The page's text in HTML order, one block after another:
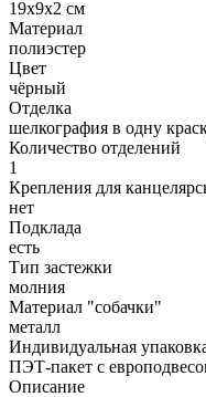
19х9х2 см
Материал
полиэстер
Цвет
чёрный
Отделка
шелкография в одну
Количество отделений
1
Крепления для
нет
Подклада
есть
Тип застежки
молния
Материал "собачки"
металл
Индивидуальная
ПЭТ-пакет с
Описание